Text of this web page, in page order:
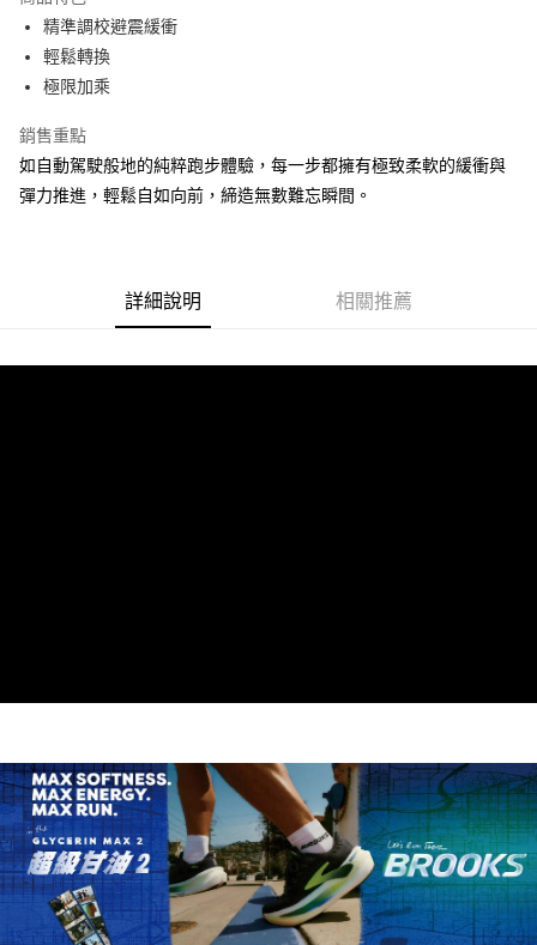
宅配
每筆NT$100，滿NT$3,500(含以上)免運費
精準調校避震緩衝
輕鬆轉換
極限加乘
銷售重點
如自動駕駛般地的純粹跑步體驗，每一步都擁有極致柔軟的緩衝與
彈力推進，輕鬆自如向前，締造無數難忘瞬間。
詳細說明 相關推薦